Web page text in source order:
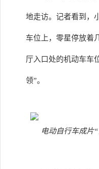
地走访。记者看到，
车位上，零星停放着
厅入口处的机动车车
领”。
电动自行车成片